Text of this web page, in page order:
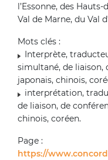
l’Essonne, des
Val de Marne, du Val
Mots clés :
Interprète,
simultané, de liaison,
japonais, chinois,
interprétation,
de liaison, de
chinois, coréen.
Page :
https://